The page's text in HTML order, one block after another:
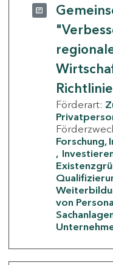
Förderart:
Forschung,
von